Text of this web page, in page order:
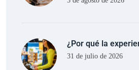
¿Por qué la
31 de julio de 2026